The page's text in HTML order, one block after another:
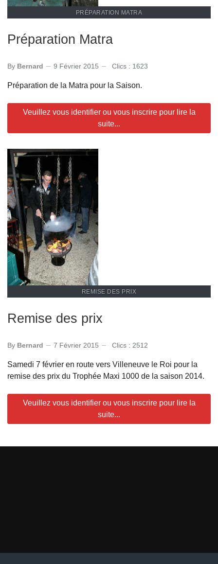
PRÉPARATION MATRA
Préparation Matra
By Bernard 9 Février 2015 Clics : 1623
Préparation de la Matra pour la Saison.
Veuillez vous identifier ou vous inscrire pour lire la
suite...
REMISE DES PRIX
Remise des prix
By Bernard 7 Février 2015 Clics : 2512
Samedi 7 février en route vers Villeneuve le Roi pour la
remise des prix du Trophée Maxi 1000 de la saison 2014.
Veuillez vous identifier ou vous inscrire pour lire la
suite...